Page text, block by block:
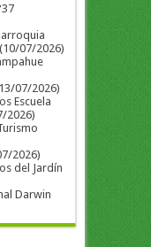
07/2026)
07/2026)
Escuela
2026)
2026)
del Jardín
Darwin